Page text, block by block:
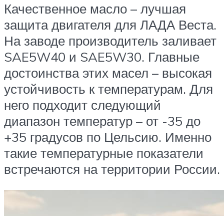
Качественное масло – лучшая
защита двигателя для ЛАДА Веста.
На заводе производитель заливает
SAE5W40 и SAE5W30. Главные
достоинства этих масел – высокая
устойчивость к температурам. Для
него подходит следующий
диапазон температур – от -35 до
+35 градусов по Цельсию. Именно
такие температурные показатели
встречаются на территории России.